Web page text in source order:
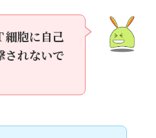
細胞に自己
されないで